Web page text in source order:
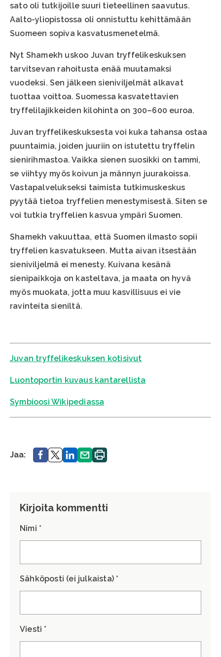
sato oli tutkijoille suuri tieteellinen saavutus.
Aalto-yliopistossa oli onnistuttu kehittämään
Suomeen sopiva kasvatusmenetelmä.
Nyt Shamekh uskoo Juvan tryffelikeskuksen
tarvitsevan rahoitusta enää muutamaksi
vuodeksi. Sen jälkeen sieniviljelmät alkavat
tuottaa voittoa. Suomessa kasvatettavien
tryffelilajikkeiden kilohinta on 300–600 euroa.
Juvan tryffelikeskuksesta voi kuka tahansa ostaa
puuntaimia, joiden juuriin on istutettu tryffelin
sienirihmastoa. Vaikka sienen suosikki on tammi,
se viihtyy myös koivun ja männyn juurakoissa.
Vastapalvelukseksi taimista tutkimuskeskus
pyytää tietoa tryffelien menestymisestä. Siten se
voi tutkia tryffelien kasvua ympäri Suomen.
Shamekh vakuuttaa, että Suomen ilmasto sopii
tryffelien kasvatukseen. Mutta aivan itsestään
sieniviljelmä ei menesty. Kuivana kesänä
sienipaikkoja on kasteltava, ja maata on hyvä
myös muokata, jotta muu kasvillisuus ei vie
ravinteita sieniltä.
Juvan tryffelikeskuksen kotisivut
Luontoportin kuvaus kantarellista
Symbioosi Wikipediassa
Jaa: Jaa. Jaa.Jaa. Jaa. Tulosta
sivu.
Kirjoita kommentti
Nimi *
Sähköposti (ei julkaista) *
Viesti *